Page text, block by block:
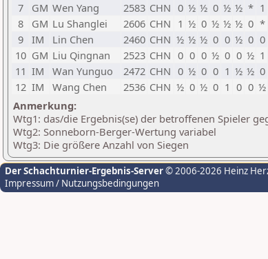
7
GM Wen Yang 2583 CHN 0 ½ ½ 0 ½ ½ * 1
8
GM Lu Shanglei 2606 CHN 1 ½ 0 ½ ½ ½ 0 *
9 IM Lin Chen 2460 CHN ½ ½ ½ 0 0 ½ 0 0
10 GM Liu Qingnan 2523 CHN 0 0 0 ½ 0 0 ½ 1
11 IM Wan Yunguo 2472 CHN 0 ½ 0 0 1 ½ ½ 0
12 IM Wang Chen 2536 CHN ½ 0 ½ 0 1 0 0 ½
Anmerkung:
Wtg1: das/die Ergebnis(se) der betroffenen Spieler
Wtg2: Sonneborn-Berger-Wertung variabel
Wtg3: Die größere Anzahl von Siegen
Der Schachturnier-Ergebnis-Server© 2006-2026 Heinz
Impressum / Nutzungsbedingungen